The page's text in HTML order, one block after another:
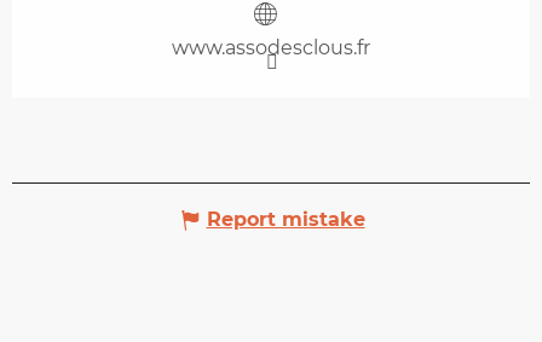
www.assodesclous.fr
Report mistake